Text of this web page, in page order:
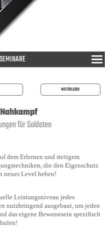
WEITERLESEN
für Soldaten
dem Erlernen und stetigem
die den Eigenschutz
neues Level heben!
Leistungsniveau jedes
nutzbringend ausgebaut, um jeden
das eigene Bewusstsein spezifisch